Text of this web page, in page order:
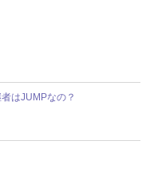
はJUMPなの？